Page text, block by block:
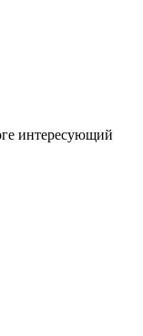
интересующий